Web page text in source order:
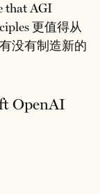
that AGI
更值得从
没有制造新的
OpenAI